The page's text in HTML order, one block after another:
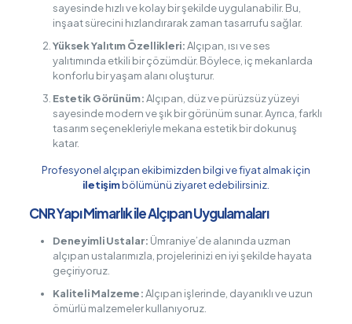
sayesinde hızlı ve kolay bir şekilde uygulanabilir. Bu,
inşaat sürecini hızlandırarak zaman tasarrufu sağlar.
Yüksek Yalıtım Özellikleri:Alçıpan, ısı ve ses
yalıtımında etkili bir çözümdür. Böylece, iç mekanlarda
konforlu bir yaşam alanı oluşturur.
Estetik Görünüm:Alçıpan, düz ve pürüzsüz yüzeyi
sayesinde modern ve şık bir görünüm sunar. Ayrıca, farklı
tasarım seçenekleriyle mekana estetik bir dokunuş
katar.
Profesyonel alçıpan ekibimizden bilgi ve fiyat almak için
iletişimbölümünü ziyaret edebilirsiniz.
CNR Yapı Mimarlık ile Alçıpan Uygulamaları
Deneyimli Ustalar: Ümraniye’de alanında uzman
alçıpan ustalarımızla, projelerinizi en iyi şekilde hayata
geçiriyoruz.
Kaliteli Malzeme:Alçıpan işlerinde, dayanıklı ve uzun
ömürlü malzemeler kullanıyoruz.